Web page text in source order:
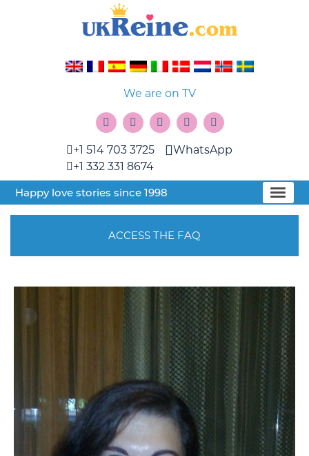
We are on TV
+1 514 703 3725
+1 332 331 8674
WhatsApp
Happy love stories since 1998
ACCESS THE FAQ